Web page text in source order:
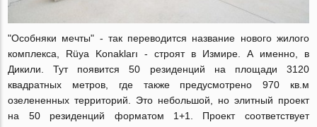
"Особняки мечты" - так переводится название нового жилого
комплекса, Rüya Konakları - строят в Измире. А именно, в
Дикили. Тут появится 50 резиденций на площади 3120
квадратных метров, где также предусмотрено 970 кв.м
озелененных территорий. Это небольшой, но элитный проект
на 50 резиденций форматом 1+1. Проект соответствует